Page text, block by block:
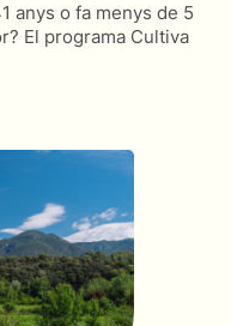
anys o fa menys de 5
El programa Cultiva